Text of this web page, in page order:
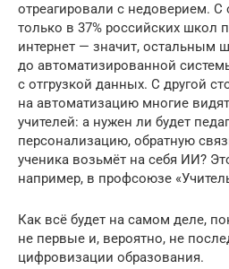
отреагировали с недоверием.
только в 37% российских школ
интернет — значит, остальным
до автоматизированной
с отгрузкой данных. С другой
на автоматизацию многие
учителей: а нужен ли будет
персонализацию, обратную
ученика возьмёт на себя ИИ?
например, в профсоюзе
Как всё будет на самом деле,
не первые и, вероятно, не
цифровизации образования.